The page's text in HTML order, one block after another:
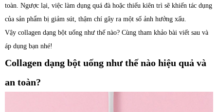
toàn. Ngược lại, việc làm dụng quá đà hoặc thiếu kiên trì sẽ khiến tác dụng
của sản phẩm bị giảm sút, thậm chí gây ra một số ảnh hưởng xấu.
Vậy collagen dạng bột uống như thế nào? Cùng tham khảo bài viết sau và
áp dụng bạn nhé!
Collagen dạng bột uống như thế nào hiệu quả và
an toàn?